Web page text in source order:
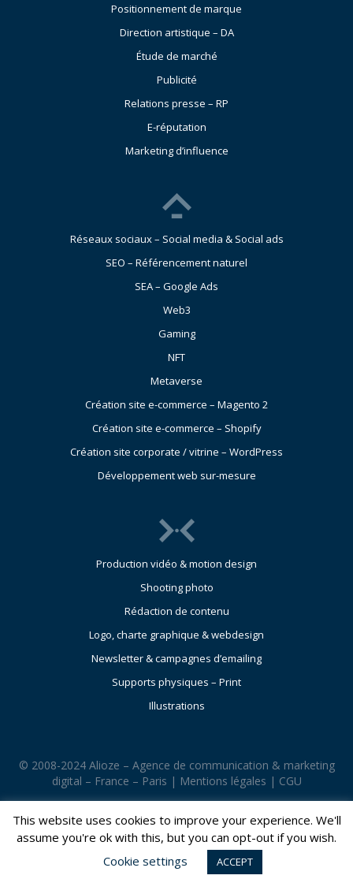
Positionnement de marque
Direction artistique – DA
Étude de marché
Publicité
Relations presse – RP
E-réputation
Marketing d’influence
Réseaux sociaux – Social media & Social ads
SEO – Référencement naturel
SEA – Google Ads
Web3
Gaming
NFT
Metaverse
Création site e-commerce – Magento 2
Création site e-commerce – Shopify
Création site corporate / vitrine – WordPress
Développement web sur-mesure
Production vidéo & motion design
Shooting photo
Rédaction de contenu
Logo, charte graphique & webdesign
Newsletter & campagnes d’emailing
Supports physiques – Print
Illustrations
© 2008-2024 Alioze – Agence de communication & marketing
digital – France – Paris | Mentions légales | CGU
This website uses cookies to improve your experience. We'll
assume you're ok with this, but you can opt-out if you wish.
Cookie settings
ACCEPT